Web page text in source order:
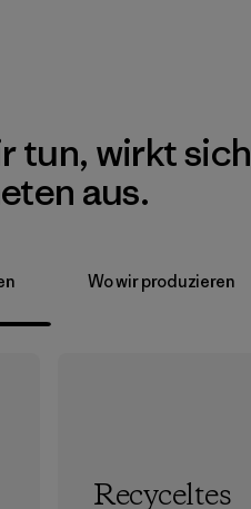
tun, wirkt sich
aus.
Wo wir produzieren
Recyceltes